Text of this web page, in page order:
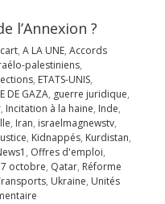
l’Annexion ?
, A LA UNE, Accords
palestiniens,
, ETATS-UNIS,
DE GAZA, guerre juridique,
, Incitation à la haine, Inde,
, Iran, israelmagnewstv,
, Kidnappés, Kurdistan,
, Offres d'emploi,
octobre, Qatar, Réforme
, Ukraine, Unités